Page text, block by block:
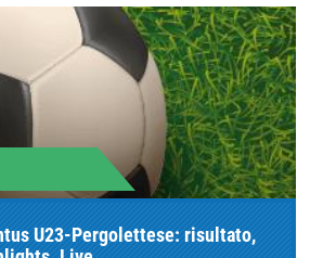
U23-Pergolettese: risultato,